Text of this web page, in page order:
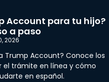
Account para tu hijo?
a paso
2026
Trump Account? Conoce los
el trámite en línea y cómo
en español.